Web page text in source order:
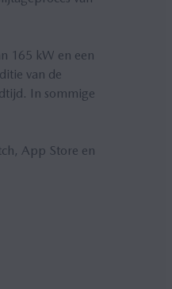
165 kW en een
van de
In sommige
App Store en